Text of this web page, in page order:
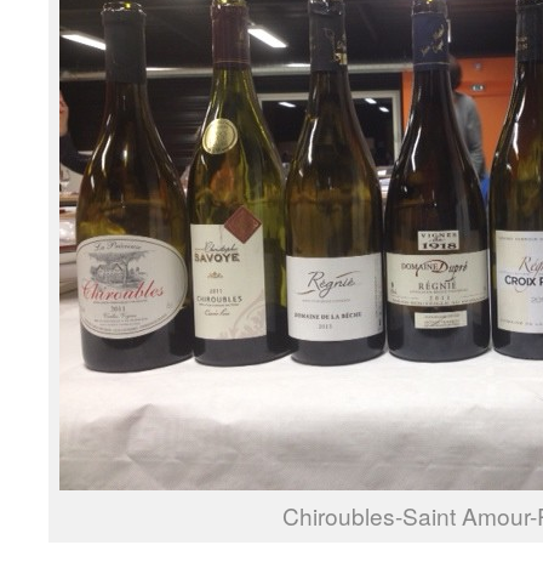
Chiroubles-Saint